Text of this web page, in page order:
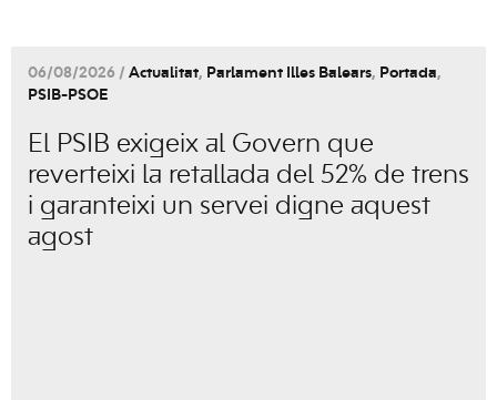
06/08/2026 / Actualitat, Parlament Illes Balears, Portada,
PSIB-PSOE
El PSIB exigeix al Govern que
reverteixi la retallada del 52% de trens
i garanteixi un servei digne aquest
agost